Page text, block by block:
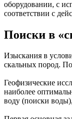
оборудовании, с
соответствии с
Поиски в
Изыскания в
скальных пород.
Геофизические
наиболее
воду (поиски